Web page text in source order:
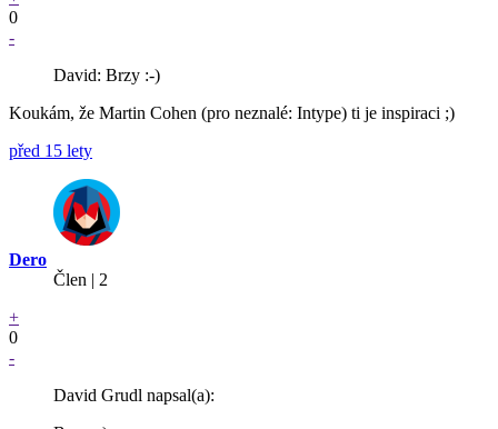
0
-
David: Brzy :-)
Koukám, že Martin Cohen (pro neznalé: Intype) ti je inspiraci ;)
před 15 lety
Dero
Člen | 2
+
0
-
David Grudl napsal(a):